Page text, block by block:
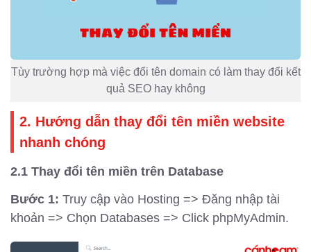
Tùy trường hợp mà việc đổi tên domain có làm thay đổi kết
quả SEO hay không
2. Hướng dẫn thay đổi tên miền website
nhanh chóng
2.1 Thay đổi tên miền trên Database
Bước 1: Truy cập vào Hosting => Đăng nhập tài
khoản => Chọn Databases => Click phpMyAdmin.